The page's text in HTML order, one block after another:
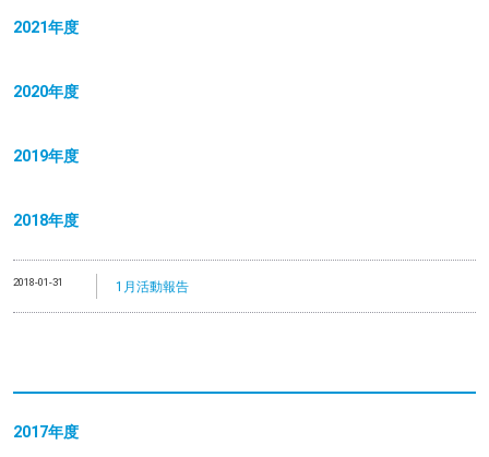
2021年度
2020年度
2019年度
2018年度
2018-01-31 1月活動報告
2017年度